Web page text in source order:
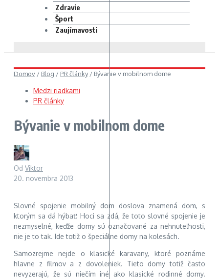
Zdravie
Šport
Zaujímavosti
Domov / Blog / PR články/ Bývanie v mobilnom dome
Medzi riadkami
PR články
Bývanie v mobilnom dome
Od Viktor
20. novembra 2013
Slovné spojenie mobilný dom doslova znamená dom, s
ktorým sa dá hýbať. Hoci sa zdá, že toto slovné spojenie je
nezmyselné, keďže domy sú označované za nehnuteľnosti,
nie je to tak. Ide totiž o špeciálne domy na kolesách.
Samozrejme nejde o klasické karavany, ktoré poznáme
hlavne z filmov a z dovoleniek. Tieto domy totiž často
nevyzerajú, že sú niečím iné ako klasické rodinné domy.